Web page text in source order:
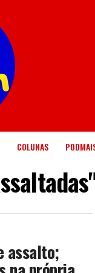
COLUNAS
assalto;